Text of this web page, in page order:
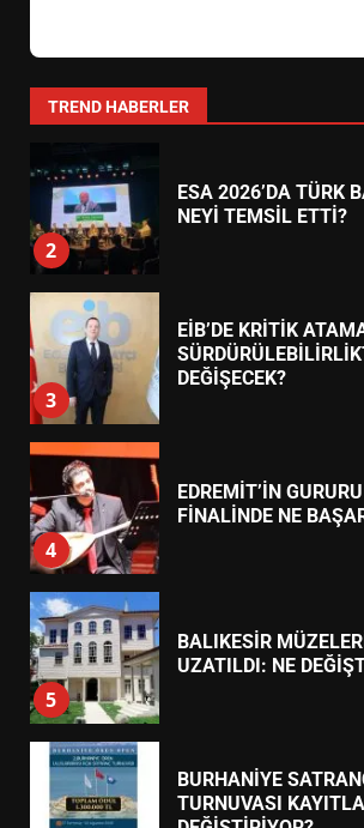
TREND HABERLER
1
HAREKETE
2
ESA 2026’DA TÜRK
NEYİ TEMSİL ETTİ?
3
EİB’DE KRİTİK
DEĞİŞECEK?
4
EDREMİT’İN
FİNALİNDE NE
5
BALIKESİR
UZATILDI: NE
BURHANİYE
TURNUVASI